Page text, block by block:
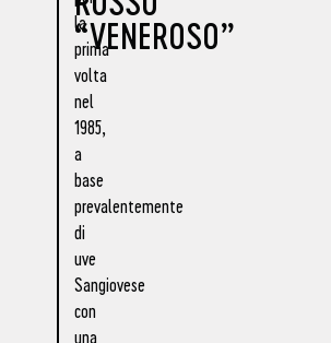
“VENEROSO”
la
prima
volta
nel
1985,
a
base
prevalentemente
di
uve
Sangiovese
con
una